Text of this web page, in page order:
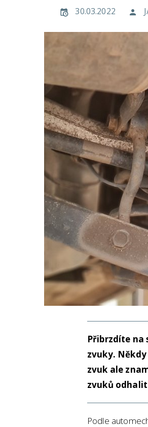
30.03.2022
Přibrzdíte na
zvuky.
zvuk ale
zvuků odhalit
Podle